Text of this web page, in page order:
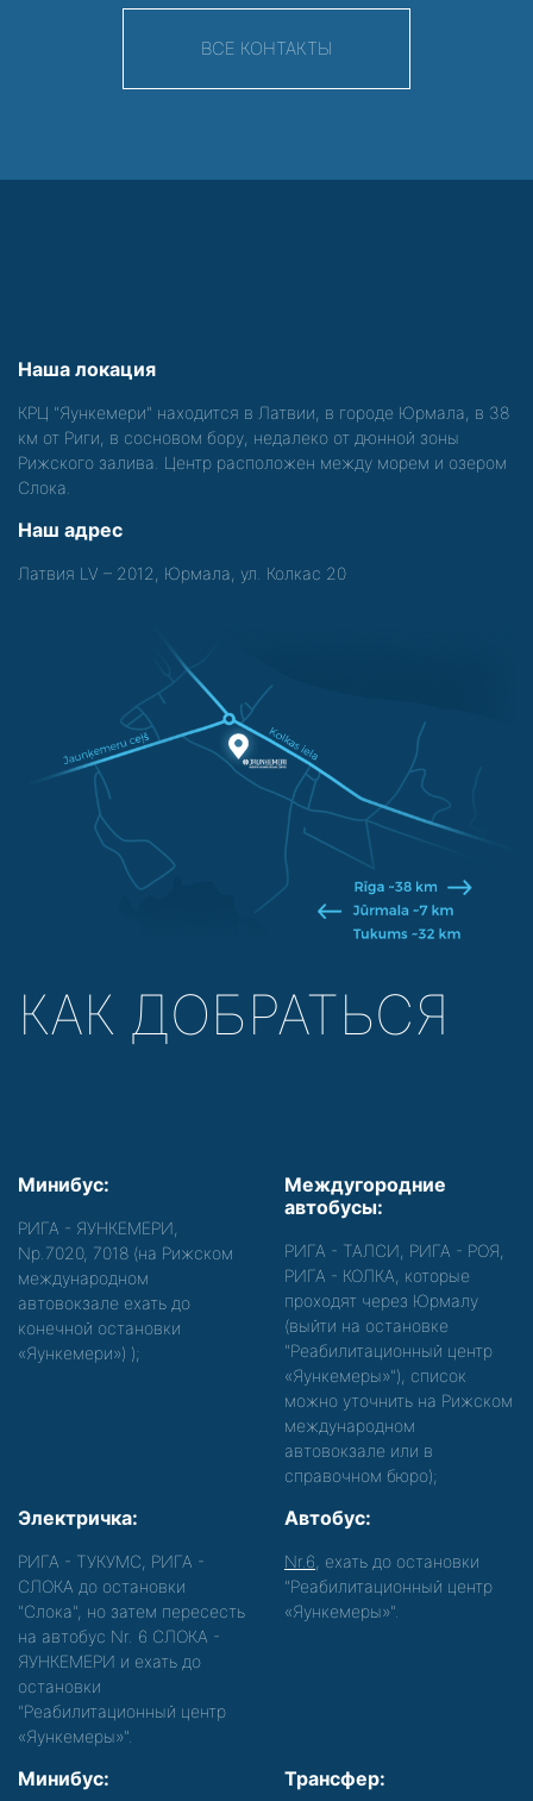
ВСЕ КОНТАКТЫ
Наша локация
КРЦ "Яункемери" находится в Латвии, в городе Юрмала, в 38
км от Риги, в сосновом бору, недалеко от дюнной зоны
Рижского залива. Центр расположен между морем и озером
Слока.
Наш адрес
Латвия LV – 2012, Юрмала, ул. Колкас 20
КАК ДОБРАТЬСЯ
Минибус:
РИГА - ЯУНКЕМЕРИ,
Nр.7020, 7018 (на Рижском
международном
автовокзале ехать до
конечной остановки
«Яункемери») );
Междугородние
автобусы:
РИГА - ТАЛСИ, РИГА - РОЯ,
РИГА - КОЛКА, которые
проходят через Юрмалу
(выйти на остановке
"Реабилитационный центр
«Яункемеры»"), список
можно уточнить на Рижском
международном
автовокзале или в
справочном бюро);
Электричка:
РИГА - ТУКУМС, РИГА -
СЛОКА до остановки
"Слока", но затем пересесть
на автобус Nr. 6 СЛОКА -
ЯУНКЕМЕРИ и ехать до
остановки
"Реабилитационный центр
«Яункемеры»".
Автобус:
Nr.6 , ехать до остановки
"Реабилитационный центр
«Яункемеры»".
Минибус: Трансфер: